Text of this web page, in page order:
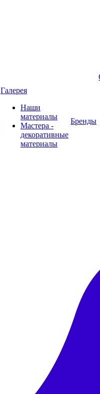
Галерея
Наши
материалы
Мастера -
декоративные
материалы
Бренды